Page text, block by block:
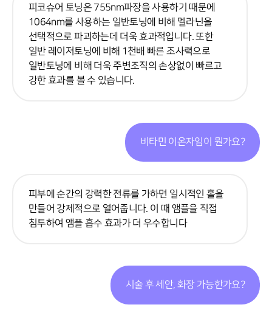
피코슈어 토닝은 755nm파장을 사용하기 때문에
1064nm를 사용하는 일반토닝에 비해 멜라닌을
선택적으로 파괴하는데 더욱 효과적입니다. 또한
일반 레이저토닝에 비해 1천배 빠른 조사력으로
일반토닝에 비해 더욱 주변조직의 손상없이 빠르고
강한 효과를 볼 수 있습니다.
비타민 이온자임이 뭔가요?
피부에 순간의 강력한 전류를 가하면 일시적인 홀을
만들어 강제적으로 열어줍니다. 이 때 앰플을 직접
침투하여 앰플 흡수 효과가 더 우수합니다
시술 후 세안, 화장 가능한가요?